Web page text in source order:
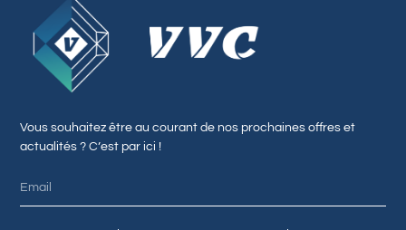
Vous souhaitez être au courant de nos prochaines offres et
actualités ? C’est par ici !